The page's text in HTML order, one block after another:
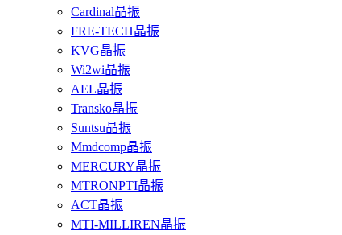
Cardinal晶振
FRE-TECH晶振
KVG晶振
Wi2wi晶振
AEL晶振
Transko晶振
Suntsu晶振
Mmdcomp晶振
MERCURY晶振
MTRONPTI晶振
ACT晶振
MTI-MILLIREN晶振